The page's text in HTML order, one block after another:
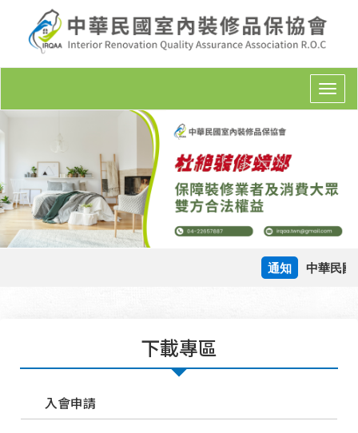
T
o
n
v
g
通知 中華民國
下載專區
入會申請